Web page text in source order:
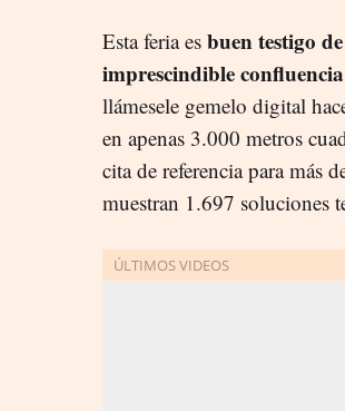
Esta feria es buen testigo
imprescindible
llámesele gemelo digital
en apenas 3.000 metros
cita de referencia para más
muestran 1.697 soluciones